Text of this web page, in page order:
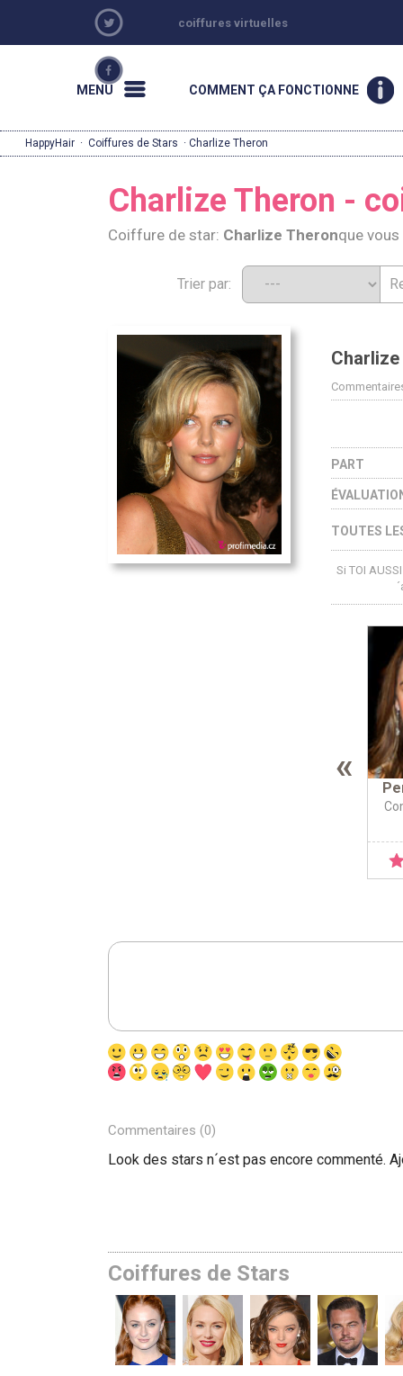
coiffures virtuelles
MENU COMMENT ÇA FONCTIONNE
HappyHair · Coiffures de Stars · Charlize Theron
Charlize Theron -
Coiffure de star: Charlize Theronque
Trier par:
PART
TOUTES
Si TOI
«
Commentaires (0)
Look des stars n´est pas encore commenté.
Coiffures de Stars